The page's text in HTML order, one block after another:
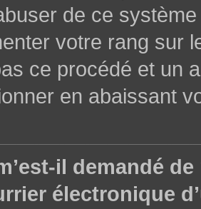
de ce
votre rang sur
ce procédé et un
en abaissant
il demandé
électronique